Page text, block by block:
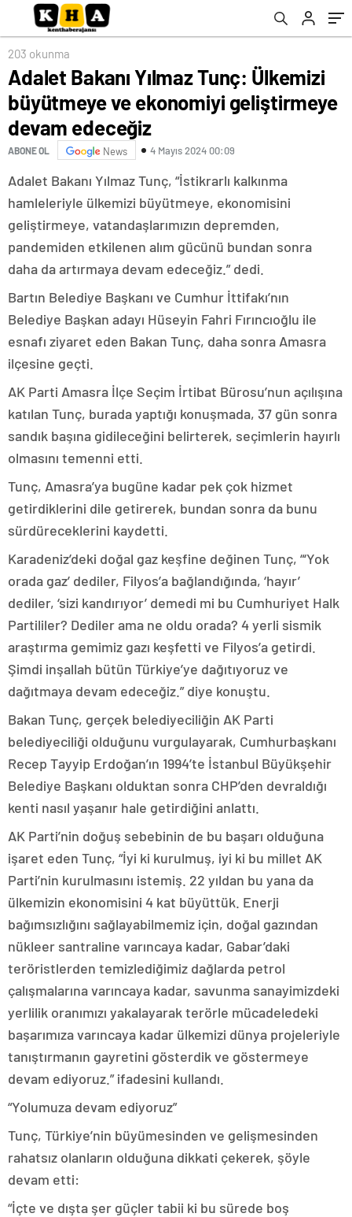
devam edeceğiz
203 okunma
Adalet Bakanı Yılmaz Tunç: Ülkemizi
büyütmeye ve ekonomiyi geliştirmeye
devam edeceğiz
ABONE OL News 4 Mayıs 2024 00:09
Adalet Bakanı Yılmaz Tunç, “İstikrarlı kalkınma
hamleleriyle ülkemizi büyütmeye, ekonomisini
geliştirmeye, vatandaşlarımızın depremden,
pandemiden etkilenen alım gücünü bundan sonra
daha da artırmaya devam edeceğiz.” dedi.
Bartın Belediye Başkanı ve Cumhur İttifakı’nın
Belediye Başkan adayı Hüseyin Fahri Fırıncıoğlu ile
esnafı ziyaret eden Bakan Tunç, daha sonra Amasra
ilçesine geçti.
AK Parti Amasra İlçe Seçim İrtibat Bürosu’nun açılışına
katılan Tunç, burada yaptığı konuşmada, 37 gün sonra
sandık başına gidileceğini belirterek, seçimlerin hayırlı
olmasını temenni etti.
Tunç, Amasra’ya bugüne kadar pek çok hizmet
getirdiklerini dile getirerek, bundan sonra da bunu
sürdüreceklerini kaydetti.
Karadeniz’deki doğal gaz keşfine değinen Tunç, “‘Yok
orada gaz’ dediler, Filyos’a bağlandığında, ‘hayır’
dediler, ‘sizi kandırıyor’ demedi mi bu Cumhuriyet Halk
Partililer? Dediler ama ne oldu orada? 4 yerli sismik
araştırma gemimiz gazı keşfetti ve Filyos’a getirdi.
Şimdi inşallah bütün Türkiye’ye dağıtıyoruz ve
dağıtmaya devam edeceğiz.” diye konuştu.
Bakan Tunç, gerçek belediyeciliğin AK Parti
belediyeciliği olduğunu vurgulayarak, Cumhurbaşkanı
Recep Tayyip Erdoğan’ın 1994’te İstanbul Büyükşehir
Belediye Başkanı olduktan sonra CHP’den devraldığı
kenti nasıl yaşanır hale getirdiğini anlattı.
AK Parti’nin doğuş sebebinin de bu başarı olduğuna
işaret eden Tunç, “İyi ki kurulmuş, iyi ki bu millet AK
Parti’nin kurulmasını istemiş. 22 yıldan bu yana da
ülkemizin ekonomisini 4 kat büyüttük. Enerji
bağımsızlığını sağlayabilmemiz için, doğal gazından
nükleer santraline varıncaya kadar, Gabar’daki
teröristlerden temizlediğimiz dağlarda petrol
çalışmalarına varıncaya kadar, savunma sanayimizdeki
yerlilik oranımızı yakalayarak terörle mücadeledeki
başarımıza varıncaya kadar ülkemizi dünya projeleriyle
tanıştırmanın gayretini gösterdik ve göstermeye
devam ediyoruz.” ifadesini kullandı.
“Yolumuza devam ediyoruz”
Tunç, Türkiye’nin büyümesinden ve gelişmesinden
rahatsız olanların olduğuna dikkati çekerek, şöyle
devam etti:
“İçte ve dışta şer güçler tabii ki bu sürede boş